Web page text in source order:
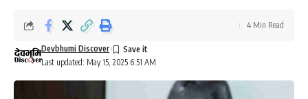
Last updated: May 15, 2025 6:51 AM
Devbhumi Discover
4 Min Read